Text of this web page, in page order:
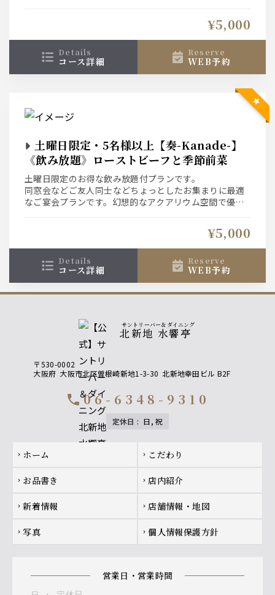
¥5,000
details
コース詳細
reserve
WEB予約
土曜日限定・5名様以上【奏-Kanade-】
《飲み放題》ローストビーフと季節前菜
土曜日限定のお得な飲み放題付プランです。
同窓会などご友人同士などちょっとしたお集まりに最適
なご宴会プランです。幻想的なアクアリウム空間で優雅
¥5,000
details
コース詳細
reserve
WEB予約
サントリーバー＆ダイニング
北新地 水響亭
〒530-0002
大阪府 大阪市北区曽根崎新地1-3-30 北新地幸田ビル B2F
call06-6348-9310
定休日 : 日, 祝
Footer navigation
chevron_right ホーム chevron_right こだわり
chevron_right お品書き chevron_right 店内紹介
chevron_right 新着情報 chevron_right 店舗情報・地図
chevron_right 写真 chevron_right 個人情報保護方針
営業日・営業時間